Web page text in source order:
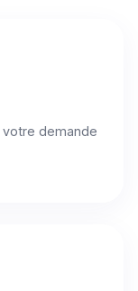
demande